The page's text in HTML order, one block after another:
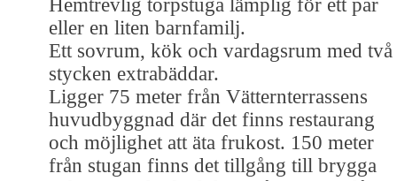
Hemtrevlig torpstuga lämplig för ett par
eller en liten barnfamilj.
Ett sovrum, kök och vardagsrum med två
stycken extrabäddar.
Ligger 75 meter från Vätternterrassens
huvudbyggnad där det finns restaurang
och möjlighet att äta frukost. 150 meter
från stugan finns det tillgång till brygga